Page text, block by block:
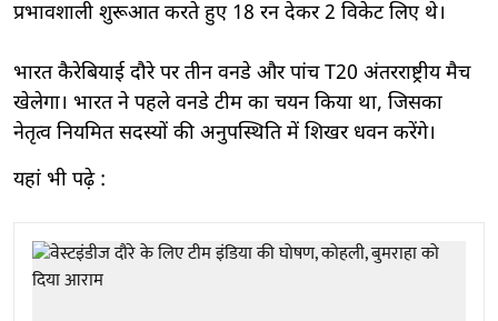
प्रभावशाली शुरूआत करते हुए 18 रन देकर 2 विकेट लिए थे।
भारत कैरेबियाई दौरे पर तीन वनडे और पांच T20 अंतरराष्ट्रीय मैच
खेलेगा। भारत ने पहले वनडे टीम का चयन किया था, जिसका
नेतृत्व नियमित सदस्यों की अनुपस्थिति में शिखर धवन करेंगे।
यहां भी पढे़ :